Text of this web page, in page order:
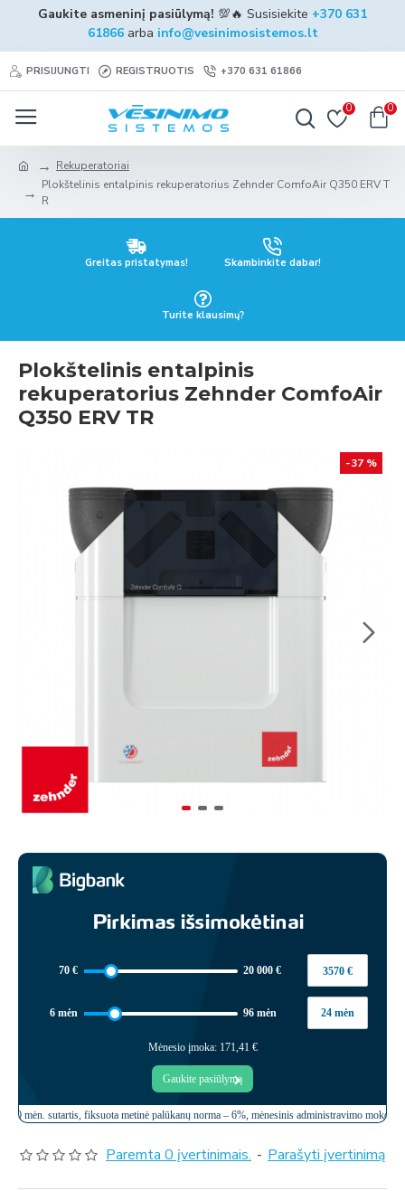
Gaukite asmeninį pasiūlymą! 💯🔥 Susisiekite +370 631
61866arba info@vesinimosistemos.lt
PRISIJUNGTI REGISTRUOTIS +370 631 61866
0 0
Rekuperatoriai
Plokštelinis entalpinis rekuperatorius Zehnder ComfoAir Q350 ERV T
R
Greitas pristatymas! Skambinkite dabar!
Turite klausimų?
Plokštelinis entalpinis
rekuperatorius Zehnder ComfoAir
Q350 ERV TR
-37 %
Paremta 0 įvertinimais. - Parašyti įvertinimą